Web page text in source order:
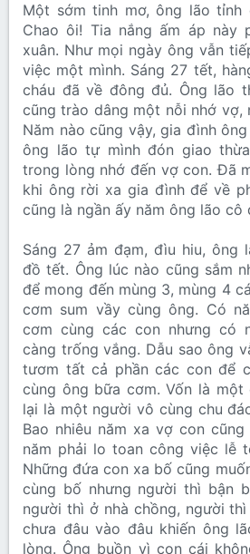
Một sớm tinh mơ, ông lão tỉnh
Chao ôi! Tia nắng ấm áp này
xuân. Như mọi ngày ông vẫn
việc một mình. Sáng 27 tết,
cháu đã về đông đủ. Ông lão
cũng trào dâng một nỗi nhớ vợ,
Năm nào cũng vậy, gia đình
ông lão tự mình đón giao
trong lòng nhớ đến vợ con. Đã
khi ông rời xa gia đình để về
cũng là ngần ấy năm ông lão cô
Sáng 27 ảm đạm, đìu hiu, ông
đồ tết. Ông lúc nào cũng sắm
để mong đến mùng 3, mùng 4
cơm sum vầy cùng ông. Có
cơm cùng các con nhưng có
càng trống vắng. Dẫu sao ông
tươm tất cả phần các con để
cùng ông bữa cơm. Vốn là một
lại là một người vô cùng chu
Bao nhiêu năm xa vợ con
năm phải lo toan công việc lễ
Những đứa con xa bố cũng
cùng bố nhưng người thì bận
người thì ở nhà chồng, người
chưa đâu vào đâu khiến ông
lòng. Ông buồn vì con cái